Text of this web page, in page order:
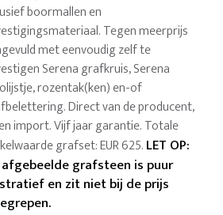
boormallen en
Tegen meerprijs
met eenvoudig zelf te
Serena grafkruis, Serena
rozentak(ken) en-of
Direct van de producent,
import. Vijf jaar garantie. Totale
grafset: EUR 625.LET OP:
grafsteen is puur
en zit niet bij de prijs